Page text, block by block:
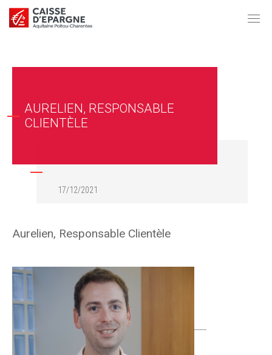
AURELIEN, RESPONSABLE
CLIENTÈLE
17/12/2021
Aurelien, Responsable Clientèle